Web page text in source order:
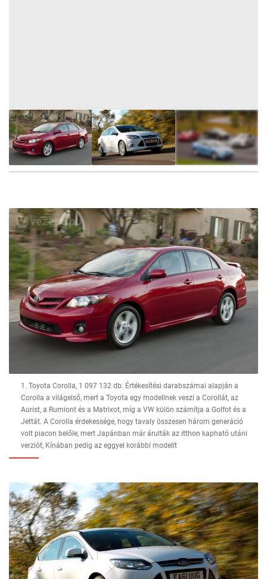
1. Toyota Corolla, 1 097 132 db. Értékesítési darabszámai alapján a
Corolla a világelső, mert a Toyota egy modellnek veszi a Corollát, az
Aurist, a Rumiont és a Matrixot, míg a VW külön számítja a Golfot és a
Jettát. A Corolla érdekessége, hogy tavaly összesen három generáció
volt piacon belőle, mert Japánban már árulták az itthon kapható utáni
verziót, Kínában pedig az eggyel korábbi modellt